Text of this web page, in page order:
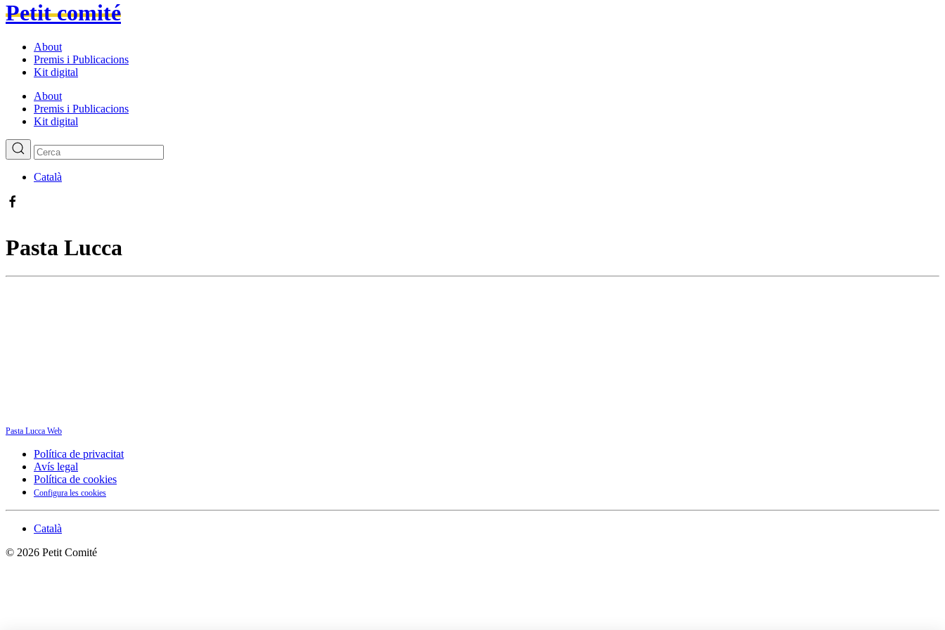
Petit comité
About
Premis i Publicacions
Kit digital
About
Premis i Publicacions
Kit digital
Català
Pasta Lucca
Pasta Lucca Web
Política de privacitat
Avís legal
Política de cookies
Configura les cookies
Català
© 2026 Petit Comité